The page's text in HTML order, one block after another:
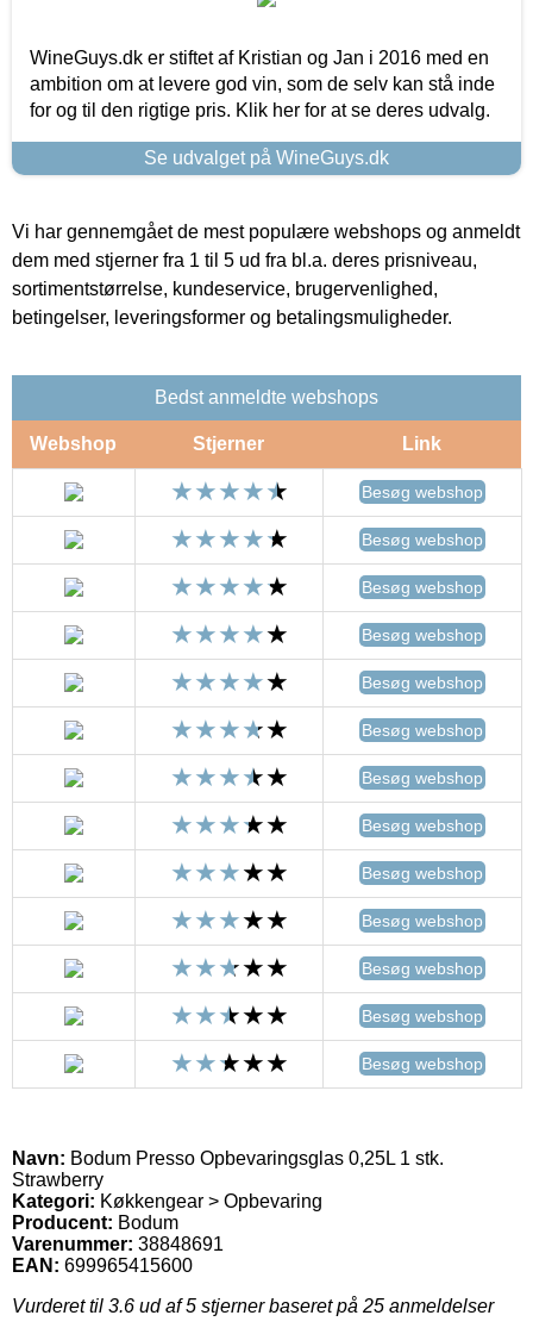
WineGuys.dk er stiftet af Kristian og Jan i 2016 med en
ambition om at levere god vin, som de selv kan stå inde
for og til den rigtige pris. Klik her for at se deres udvalg.
Se udvalget på WineGuys.dk
Vi har gennemgået de mest populære webshops og anmeldt
dem med stjerner fra 1 til 5 ud fra bl.a. deres prisniveau,
sortimentstørrelse, kundeservice, brugervenlighed,
betingelser, leveringsformer og betalingsmuligheder.
Bedst anmeldte webshops
Webshop Stjerner Link
Besøg webshop
Besøg webshop
Besøg webshop
Besøg webshop
Besøg webshop
Besøg webshop
Besøg webshop
Besøg webshop
Besøg webshop
Besøg webshop
Besøg webshop
Besøg webshop
Besøg webshop
Navn: Bodum Presso Opbevaringsglas 0,25L 1 stk.
Strawberry
Kategori: Køkkengear > Opbevaring
Producent: Bodum
Varenummer: 38848691
EAN: 699965415600
Vurderet til 3.6 ud af 5 stjerner baseret på 25 anmeldelser